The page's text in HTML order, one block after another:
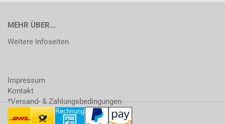
MEHR ÜBER...
Weitere Infoseiten
Impressum
Kontakt
*Versand- & Zahlungsbedingungen